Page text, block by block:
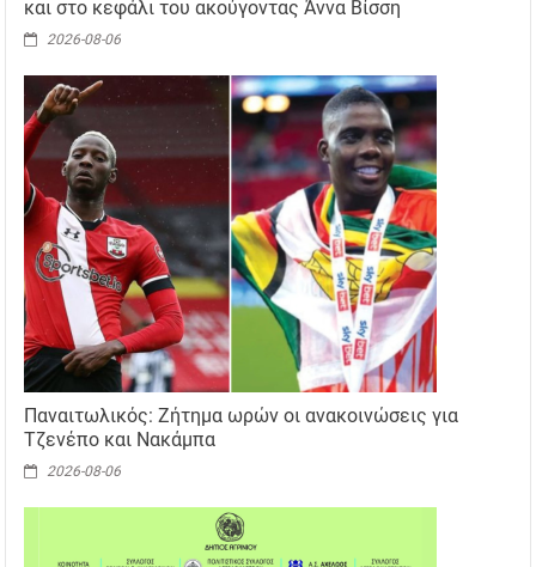
και στο κεφάλι του ακούγοντας Άννα Βίσση
2026-08-06
Παναιτωλικός: Ζήτημα ωρών οι ανακοινώσεις για
Τζενέπο και Νακάμπα
2026-08-06